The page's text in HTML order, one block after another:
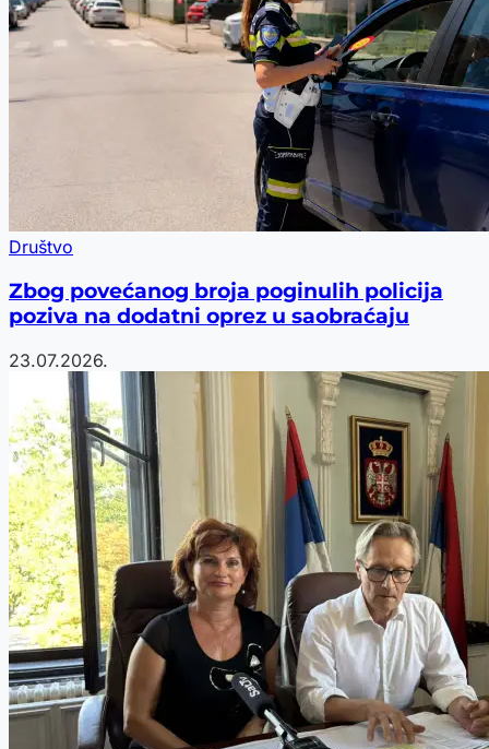
Društvo
Zbog povećanog broja poginulih policija
poziva na dodatni oprez u saobraćaju
23.07.2026.